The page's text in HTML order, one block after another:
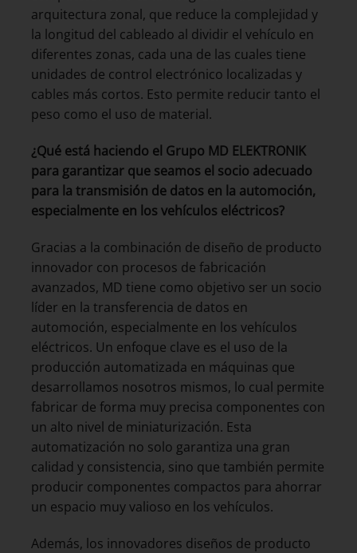
arquitectura zonal, que reduce la complejidad y
la longitud del cableado al dividir el vehículo en
diferentes zonas, cada una de las cuales tiene
unidades de control electrónico localizadas y
cables más cortos. Esto permite reducir tanto el
peso como el uso de material.
¿Qué está haciendo el Grupo MD ELEKTRONIK
para garantizar que seamos el socio adecuado
para la transmisión de datos en la automoción,
especialmente en los vehículos eléctricos?
Gracias a la combinación de diseño de producto
innovador con procesos de fabricación
avanzados, MD tiene como objetivo ser un socio
líder en la transferencia de datos en
automoción, especialmente en los vehículos
eléctricos. Un enfoque clave es el uso de la
producción automatizada en máquinas que
desarrollamos nosotros mismos, lo cual permite
fabricar de forma muy precisa componentes con
un alto nivel de miniaturización. Esta
automatización no solo garantiza una gran
calidad y consistencia, sino que también permite
producir componentes compactos para ahorrar
un espacio muy valioso en los vehículos.
Además, los innovadores diseños de producto